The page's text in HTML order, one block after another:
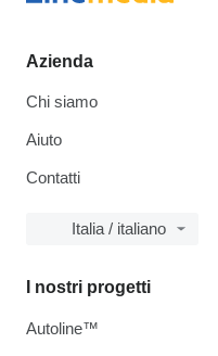
Azienda
Chi siamo
Aiuto
Contatti
Italia / italiano
I nostri progetti
Autoline™